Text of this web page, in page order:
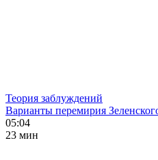
Теория заблуждений
Варианты перемирия
05:04
23 мин